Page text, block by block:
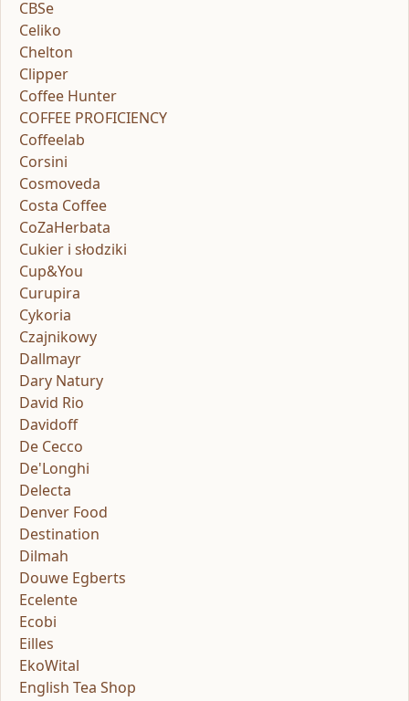
CBSe
Celiko
Chelton
Clipper
Coffee Hunter
COFFEE PROFICIENCY
Coffeelab
Corsini
Cosmoveda
Costa Coffee
CoZaHerbata
Cukier i słodziki
Cup&You
Curupira
Cykoria
Czajnikowy
Dallmayr
Dary Natury
David Rio
Davidoff
De Cecco
De'Longhi
Delecta
Denver Food
Destination
Dilmah
Douwe Egberts
Ecelente
Ecobi
Eilles
EkoWital
English Tea Shop